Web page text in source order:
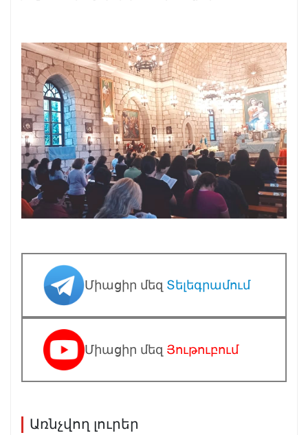
Միացիր մեզ Տելեգրամում
Միացիր մեզ Յութուբում
Առնչվող լուրեր